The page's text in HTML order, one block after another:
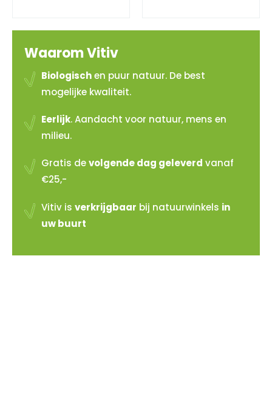
Waarom Vitiv
Biologischen puur natuur. De best
mogelijke kwaliteit.
Eerlijk. Aandacht voor natuur, mens en
milieu.
Gratis devolgende dag geleverd vanaf
€25,-
Vitiv is verkrijgbaar bij natuurwinkels in
uw buurt